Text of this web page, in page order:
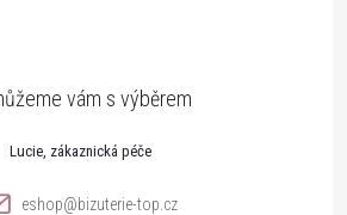
Lucie
eshop@bizuterie-top.cz